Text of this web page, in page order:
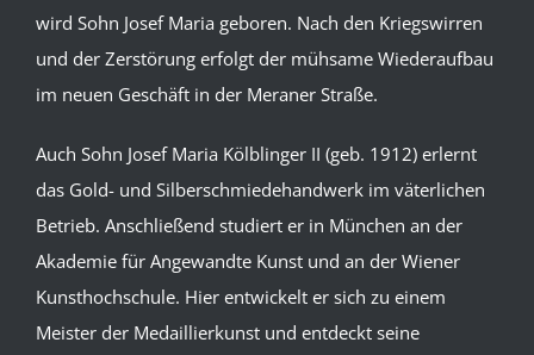
wird Sohn Josef Maria geboren. Nach den Kriegswirren
und der Zerstörung erfolgt der mühsame Wiederaufbau
im neuen Geschäft in der Meraner Straße.
Auch Sohn Josef Maria Kölblinger II (geb. 1912) erlernt
das Gold- und Silberschmiedehandwerk im väterlichen
Betrieb. Anschließend studiert er in München an der
Akademie für Angewandte Kunst und an der Wiener
Kunsthochschule. Hier entwickelt er sich zu einem
Meister der Medaillierkunst und entdeckt seine